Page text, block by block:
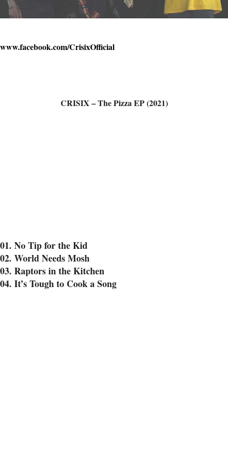
www.facebook.com/CrisixOfficial
CRISIX – The Pizza EP (2021)
01. No Tip for the Kid
02. World Needs Mosh
03. Raptors in the Kitchen
04. It’s Tough to Cook a Song